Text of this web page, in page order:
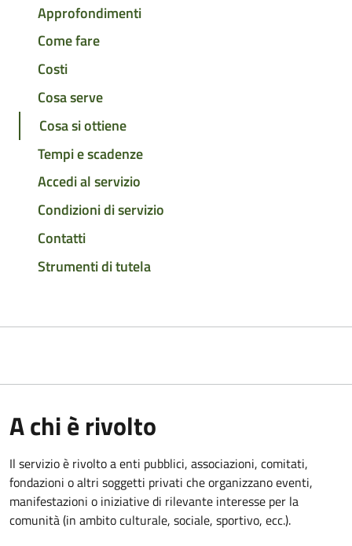
Approfondimenti
Come fare
Costi
Cosa serve
Cosa si ottiene
Tempi e scadenze
Accedi al servizio
Condizioni di servizio
Contatti
Strumenti di tutela
A chi è rivolto
Il servizio è rivolto a enti pubblici, associazioni, comitati,
fondazioni o altri soggetti privati che organizzano eventi,
manifestazioni o iniziative di rilevante interesse per la
comunità (in ambito culturale, sociale, sportivo, ecc.).